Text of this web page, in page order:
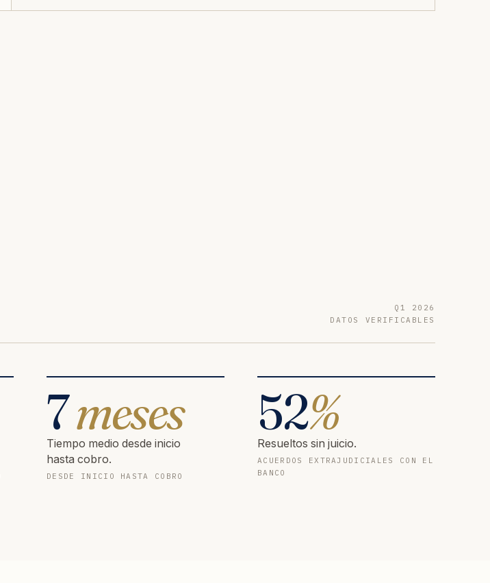
Q1 2026
DATOS VERIFICABLES
7meses
Tiempo medio desde inicio
hasta cobro.
DESDE INICIO HASTA COBRO
52%
Resueltos sin juicio.
ACUERDOS EXTRAJUDICIALES CON EL
BANCO